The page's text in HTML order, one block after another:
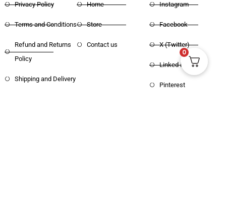
Home
Store
Contact us
Privacy Policy
Terms and Conditions
Refund and Returns
Policy
Shipping and Delivery
Instagram
Facebook
X (Twitter)
Linked in
Pinterest
0